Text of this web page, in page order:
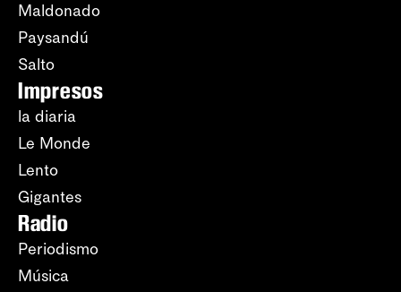
Maldonado
Paysandú
Salto
Impresos
la diaria
Le Monde
Lento
Gigantes
Radio
Periodismo
Música